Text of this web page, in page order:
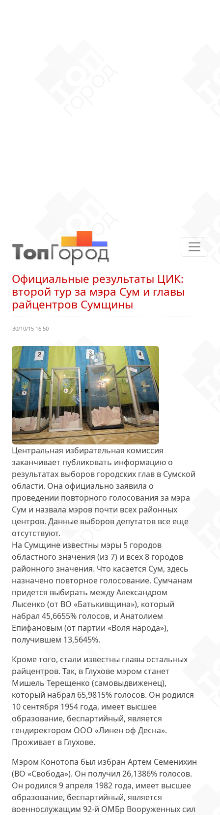
Официальные результаты ЦИК:
второй тур за мэра Сум и главы
райцентров Сумщины
30/10/15 16:50
Центральная избирательная комиссия
заканчивает публиковать информацию о
результатах выборов городских глав в Сумской
области. Она официально заявила о
проведении повторного голосования за мэра
Сум и назвала мэров почти всех районных
центров. Данные выборов депутатов все еще
отсутствуют.
На Сумщине известны мэры 5 городов
областного значения (из 7) и всех 8 городов
районного значения. Что касается Сум, здесь
назначено повторное голосование. Сумчанам
придется выбирать между Александром
Лысенко (от ВО «Батькивщина»), который
набрал 45,6655% голосов, и Анатолием
Епифановым (от партии «Воля народа»),
получившем 13,5645%.
Кроме того, стали известны главы остальных
райцентров. Так, в Глухове мэром станет
Мишель Терещенко (самовыдвиженец),
который набрал 65,9815% голосов. Он родился
10 сентября 1954 года, имеет высшее
образование, беспартийный, является
гендиректором ООО «Линен оф Десна».
Проживает в Глухове.
Мэром Конотопа был избран Артем Семенихин
(ВО «Свобода»). Он получил 26,1386% голосов.
Он родился 9 апреля 1982 года, имеет высшее
образование, беспартийный, является
военнослужащим 92-й ОМБр Вооруженных сил